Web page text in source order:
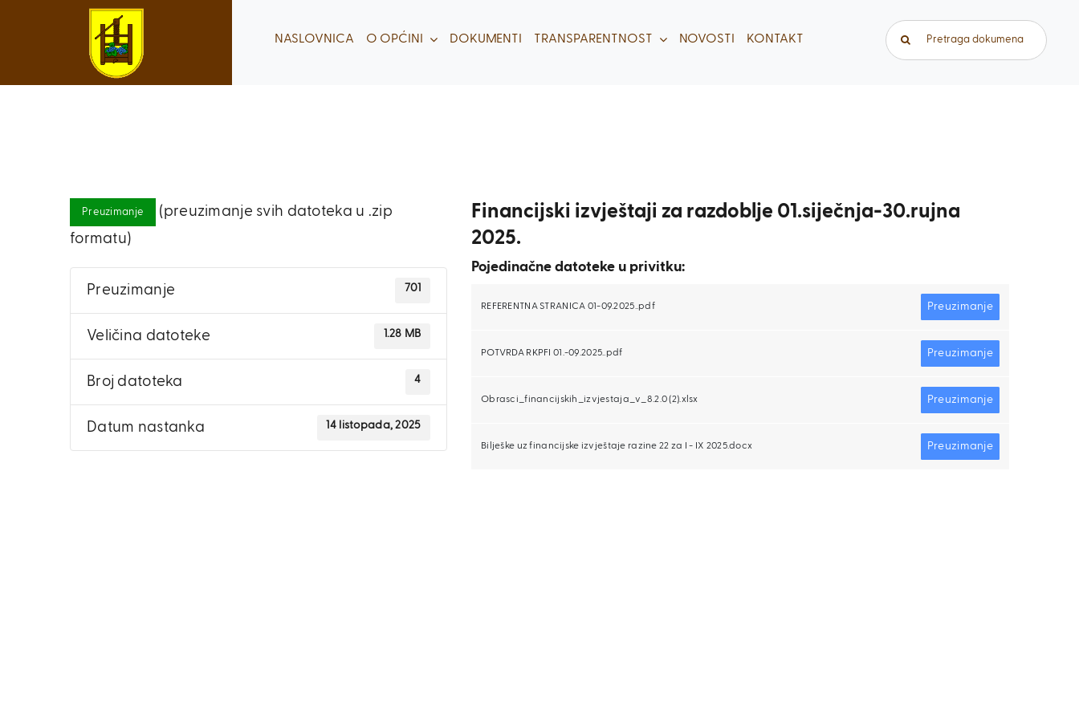
NASLOVNICA O OPĆINI DOKUMENTI TRANSPARENTNOST NOVOSTI KONTAKT Traži...
Preuzimanje
(preuzimanje svih datoteka u .zip
formatu)
Preuzimanje 701
Veličina datoteke 1.28 MB
Broj datoteka 4
Datum nastanka 14 listopada, 2025
Financijski izvještaji za razdoblje 01.siječnja-30.rujna
2025.
Pojedinačne datoteke u privitku:
REFERENTNA STRANICA 01-09.2025..pdf Preuzimanje
POTVRDA RKPFI 01.-09.2025..pdf Preuzimanje
Obrasci_financijskih_izvjestaja_v_8.2.0 (2).xlsx Preuzimanje
Bilješke uz financijske izvještaje razine 22 za I - IX 2025.docx Preuzimanje